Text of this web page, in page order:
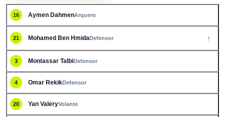
16 Aymen DahmenArquero
21 Mohamed Ben HmidaDefensor ↑
3 Montassar TalbiDefensor
4 Omar RekikDefensor
20 Yan ValeryVolante